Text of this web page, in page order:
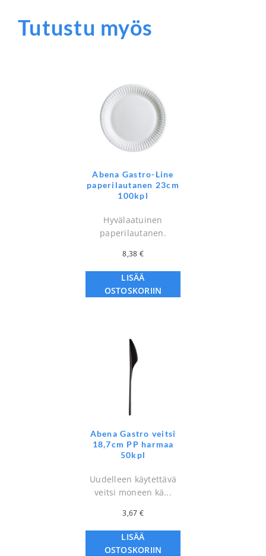
Tutustu myös
Abena Gastro-Line
paperilautanen 23cm
100kpl
Hyvälaatuinen
paperilautanen.
8,38 €
LISÄÄ
OSTOSKORIIN
Abena Gastro veitsi
18,7cm PP harmaa
50kpl
Uudelleen käytettävä
veitsi moneen kä...
3,67 €
LISÄÄ
OSTOSKORIIN